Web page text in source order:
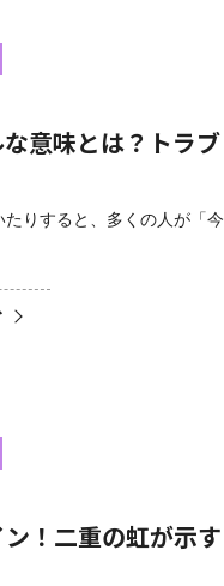
意味とは？トラブ
りすると、多くの人が「今
！二重の虹が示す